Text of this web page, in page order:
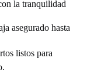
la tranquilidad
asegurado hasta
listos para